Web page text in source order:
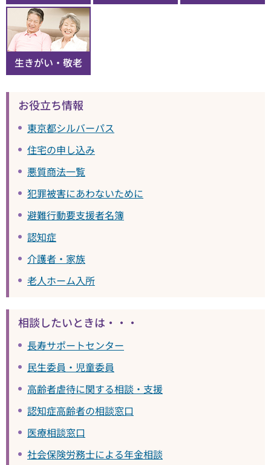
生きがい・敬老
お役立ち情報
東京都シルバーパス
住宅の申し込み
悪質商法一覧
犯罪被害にあわないために
避難行動要支援者名簿
認知症
介護者・家族
老人ホーム入所
相談したいときは・・・
長寿サポートセンター
民生委員・児童委員
高齢者虐待に関する相談・支援
認知症高齢者の相談窓口
医療相談窓口
社会保険労務士による年金相談